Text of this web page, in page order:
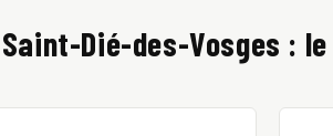
Dié-des-Vosges :